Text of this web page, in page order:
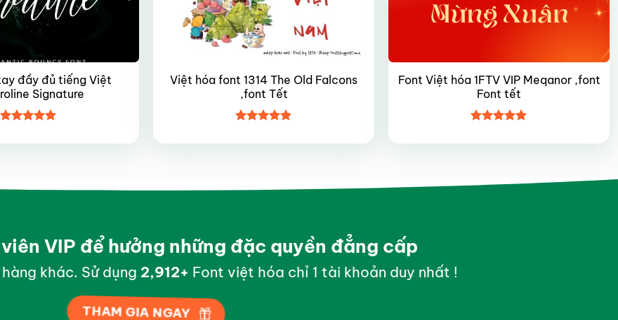
đầy đủ tiếng Việt
Signature
hạng55
Việt hóa font 1314 The Old Falcons
,font Tết
hạng4.95
Font Việt hóa 1FTV VIP Meqanor ,font
Font tết
hạng4.95
VIP để hưởng những đặc quyền đẳng cấp
khác. Sử dụng 2,999+ Font việt hóa chỉ 1 tài khoản duy nhất !
THAM GIA NGAY